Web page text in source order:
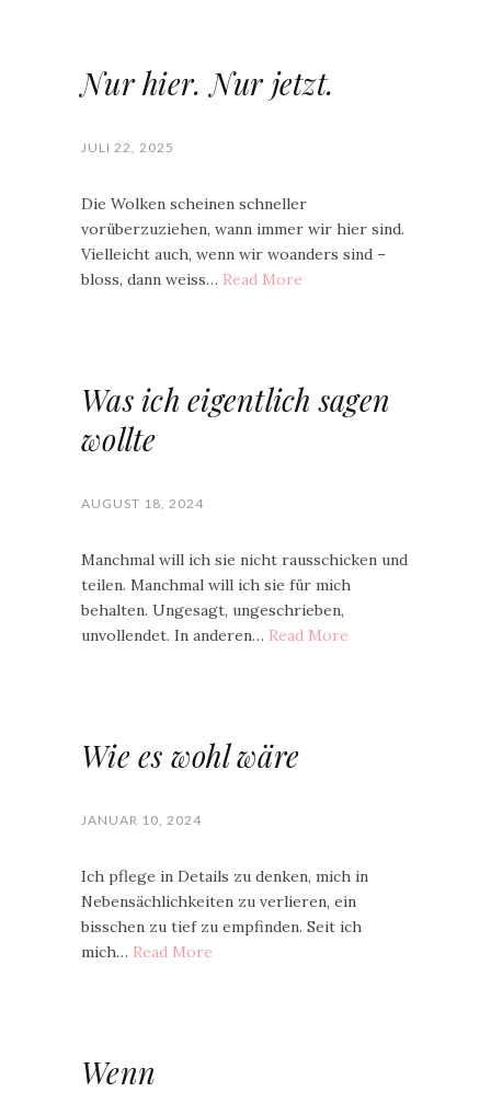
Nur hier. Nur jetzt.
JULI 22, 2025
Die Wolken scheinen schneller
vorüberzuziehen, wann immer wir hier sind.
Vielleicht auch, wenn wir woanders sind –
bloss, dann weiss… Read More
Was ich eigentlich sagen
wollte
AUGUST 18, 2024
Manchmal will ich sie nicht rausschicken und
teilen. Manchmal will ich sie für mich
behalten. Ungesagt, ungeschrieben,
unvollendet. In anderen… Read More
Wie es wohl wäre
JANUAR 10, 2024
Ich pflege in Details zu denken, mich in
Nebensächlichkeiten zu verlieren, ein
bisschen zu tief zu empfinden. Seit ich
mich… Read More
Wenn